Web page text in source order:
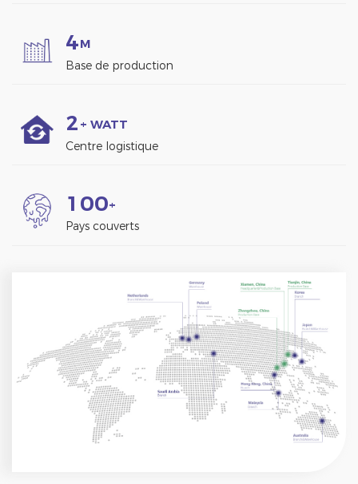
4M
Base de production
2 + WATT
Centre logistique
1 00+
Pays couverts